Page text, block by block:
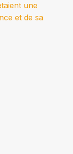
une
et de sa